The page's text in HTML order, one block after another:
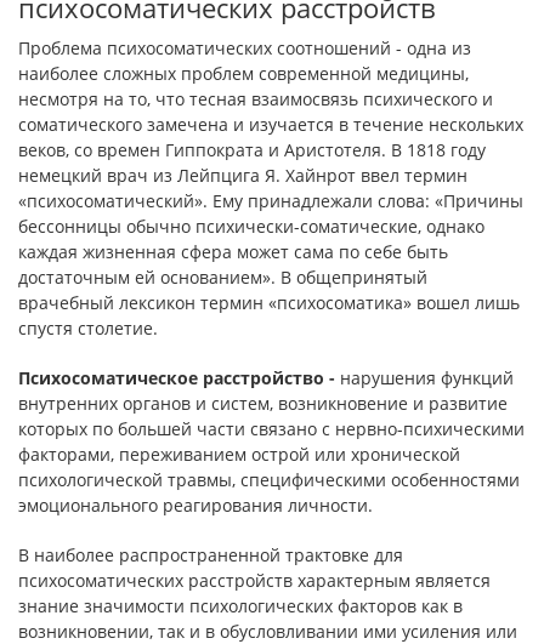
психосоматических расстройств
Проблема психосоматических соотношений - одна из
наибо­лее сложных проблем современной медицины,
несмотря на то, что тесная взаимосвязь психического и
соматического замечена и изучается в течение нескольких
веков, со времен Гиппократа и Аристотеля. В 1818 году
немецкий врач из Лейпцига Я. Хайнрот ввел термин
«психосоматический». Ему принадлежали слова: «Причины
бессонницы обычно психически-соматические, одна­ко
каждая жизненная сфера может сама по себе быть
достаточ­ным ей основанием». В общепринятый
врачебный лексикон термин «психосоматика» вошел лишь
спустя столетие.
Психосоматическое расстройство - нарушения функций
внутренних органов и систем, возникновение и развитие
которых по большей части связано с нервно-психическими
факторами, переживанием острой или хронической
психологической травмы, специфическими особенностями
эмоционального реагирования личности.
В наиболее распространенной трактовке для
психосоматических расстройств характерным является
знание значимости психологических факторов как в
возникновении, так и в обусловливании ими усиления или